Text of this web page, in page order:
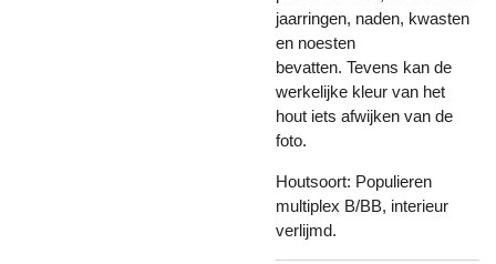
jaarringen, naden, kwasten
en noesten
bevatten. Tevens kan de
werkelijke kleur van het
hout iets afwijken van de
foto.
Houtsoort: Populieren
multiplex B/BB, interieur
verlijmd.